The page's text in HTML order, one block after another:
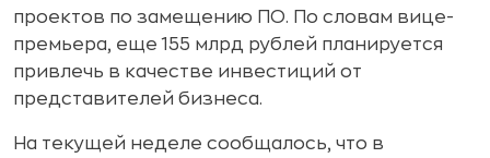
проектов по замещению ПО. По словам вице-
премьера, еще 155 млрд рублей планируется
привлечь в качестве инвестиций от
представителей бизнеса.
На текущей неделе сообщалось, что в